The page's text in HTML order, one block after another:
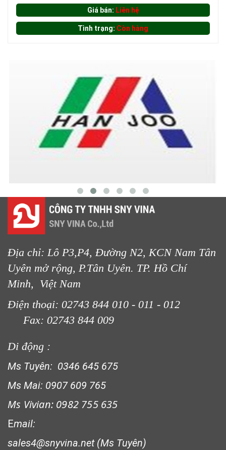
LƯỚI HÀNG RÀO HÌNH CHỮ NHẬT
LƯỚI CHẮN NẮNG
LƯỚI CHẮN CHIM
LƯỚI PHƠI NÔNG SẢN
LƯỚI HÀNG RÀO HÌNH VUÔNG
Giá bán: Liên hệ
Tình trạng: Còn hàng
Địa chỉ: Lô P3,P4, Đường N2, KCN Nam Tân
Uyên mở rộng, P.Tân Uyên. TP. Hồ Chí
Minh, Việt Nam
Điện thoại: 02743 844 010 - 011 - 012
Fax: 02743 844 009
Di động :
Ms Tuyên: 0346 645 675
Ms Mai: 0907 609 765
Ms Vivian: 0982 755 635
Email:
sales4@snyvina.net (Ms Tuyên)